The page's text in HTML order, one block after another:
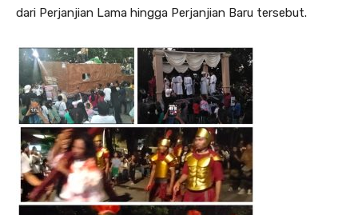
dari Perjanjian Lama hingga Perjanjian Baru tersebut.